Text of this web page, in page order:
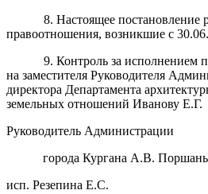
8. Настоящее постановление
правоотношения, возникшие с
9. Контроль за исполнением
на заместителя Руководителя
директора Департамента
земельных отношений Иванову Е.Г.
Руководитель Администрации
города Кургана А.В. Поршань
исп. Резепина Е.С.